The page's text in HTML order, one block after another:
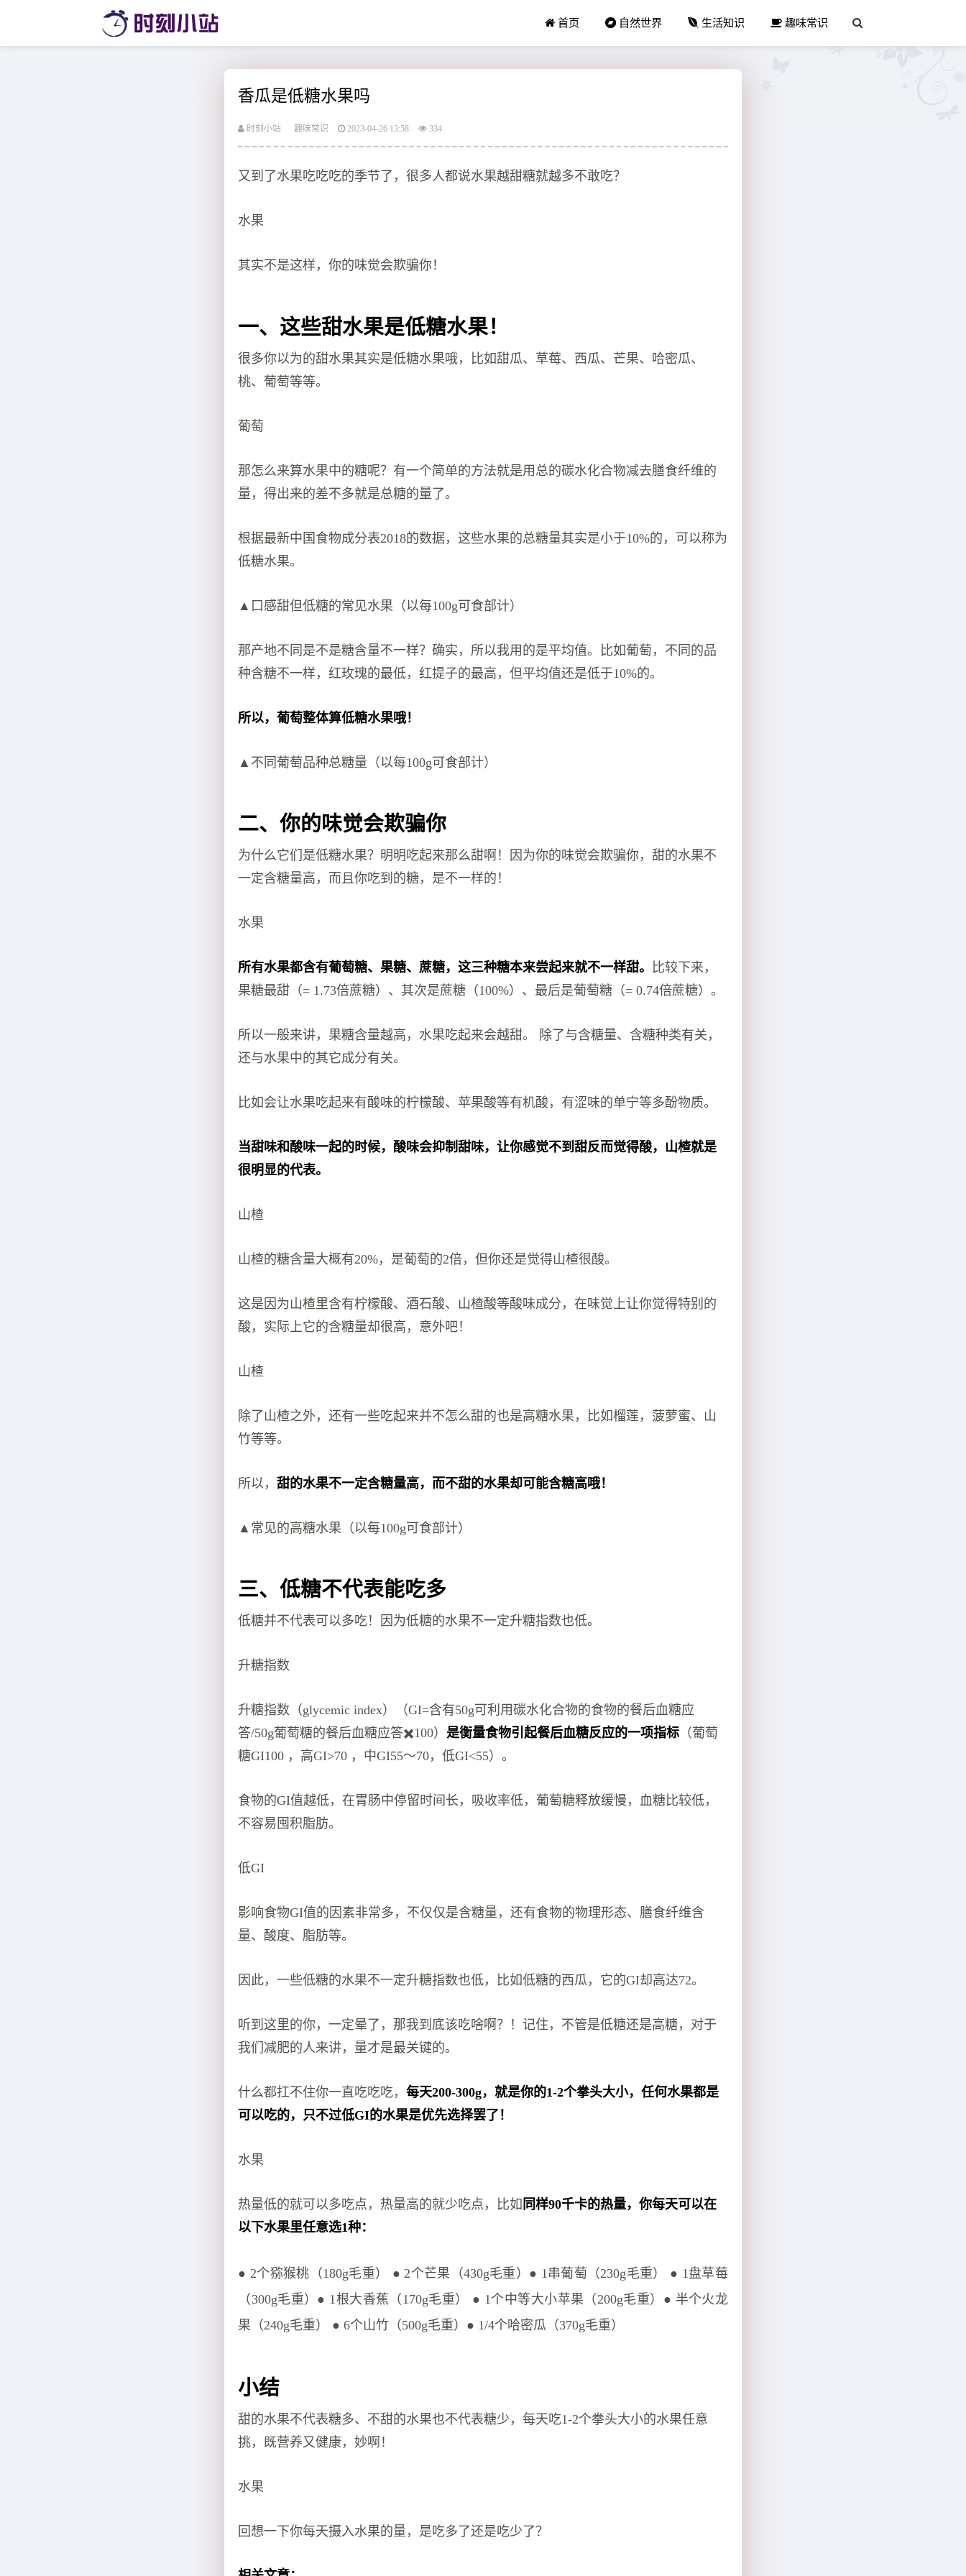
首页 自然世界 生活知识 趣味常识
香瓜是低糖水果吗
时刻小站 趣味常识 2023-04-26 13:58 334
又到了水果吃吃吃的季节了，很多人都说水果越甜糖就越多不敢吃？
水果
其实不是这样，你的味觉会欺骗你！
一、这些甜水果是低糖水果！
很多你以为的甜水果其实是低糖水果哦，比如甜瓜、草莓、西瓜、芒果、哈密瓜、
桃、葡萄等等。
葡萄
那怎么来算水果中的糖呢？有一个简单的方法就是用总的碳水化合物减去膳食纤维的
量，得出来的差不多就是总糖的量了。
根据最新中国食物成分表2018的数据，这些水果的总糖量其实是小于10%的，可以称为
低糖水果。
▲口感甜但低糖的常见水果（以每100g可食部计）
那产地不同是不是糖含量不一样？确实，所以我用的是平均值。比如葡萄，不同的品
种含糖不一样，红玫瑰的最低，红提子的最高，但平均值还是低于10%的。
所以，葡萄整体算低糖水果哦！
▲不同葡萄品种总糖量（以每100g可食部计）
二、你的味觉会欺骗你
为什么它们是低糖水果？明明吃起来那么甜啊！因为你的味觉会欺骗你，甜的水果不
一定含糖量高，而且你吃到的糖，是不一样的！
水果
所有水果都含有葡萄糖、果糖、蔗糖，这三种糖本来尝起来就不一样甜。
比较下来，
果糖最甜（= 1.73倍蔗糖）、其次是蔗糖（100%）、最后是葡萄糖（= 0.74倍蔗糖）。
所以一般来讲，果糖含量越高，水果吃起来会越甜。 除了与含糖量、含糖种类有关，
还与水果中的其它成分有关。
比如会让水果吃起来有酸味的柠檬酸、苹果酸等有机酸，有涩味的单宁等多酚物质。
当甜味和酸味一起的时候，酸味会抑制甜味，让你感觉不到甜反而觉得酸，山楂就是
很明显的代表。
山楂
山楂的糖含量大概有20%，是葡萄的2倍，但你还是觉得山楂很酸。
这是因为山楂里含有柠檬酸、酒石酸、山楂酸等酸味成分，在味觉上让你觉得特别的
酸，实际上它的含糖量却很高，意外吧！
山楂
除了山楂之外，还有一些吃起来并不怎么甜的也是高糖水果，比如榴莲，菠萝蜜、山
竹等等。
所以，甜的水果不一定含糖量高，而不甜的水果却可能含糖高哦！
▲常见的高糖水果（以每100g可食部计）
三、低糖不代表能吃多
低糖并不代表可以多吃！因为低糖的水果不一定升糖指数也低。
升糖指数
升糖指数（glycemic index）（GI=含有50g可利用碳水化合物的食物的餐后血糖应
答/50g葡萄糖的餐后血糖应答✖️100） 是衡量食物引起餐后血糖反应的一项指标 （葡萄
糖GI100 ，高GI>70 ，中GI55～70，低GI<55）。
食物的GI值越低，在胃肠中停留时间长，吸收率低，葡萄糖释放缓慢，血糖比较低，
不容易囤积脂肪。
低GI
影响食物GI值的因素非常多，不仅仅是含糖量，还有食物的物理形态、膳食纤维含
量、酸度、脂肪等。
因此，一些低糖的水果不一定升糖指数也低，比如低糖的西瓜，它的GI却高达72。
听到这里的你，一定晕了，那我到底该吃啥啊？！记住，不管是低糖还是高糖，对于
我们减肥的人来讲，量才是最关键的。
什么都扛不住你一直吃吃吃，每天200-300g，就是你的1-2个拳头大小，任何水果都是
可以吃的，只不过低GI的水果是优先选择罢了！
水果
热量低的就可以多吃点，热量高的就少吃点，比如 同样90千卡的热量，你每天可以在
以下水果里任意选1种：
● 2个猕猴桃（180g毛重） ● 2个芒果（430g毛重）● 1串葡萄（230g毛重） ● 1盘草莓
（300g毛重）● 1根大香蕉（170g毛重） ● 1个中等大小苹果（200g毛重）● 半个火龙
果（240g毛重） ● 6个山竹（500g毛重）● 1/4个哈密瓜（370g毛重）
小结
甜的水果不代表糖多、不甜的水果也不代表糖少，每天吃1-2个拳头大小的水果任意
挑，既营养又健康，妙啊！
水果
回想一下你每天摄入水果的量，是吃多了还是吃少了？